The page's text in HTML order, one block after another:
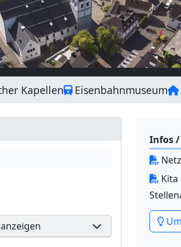
Kapellen Eisenbahnmuseum
Infos
Kita